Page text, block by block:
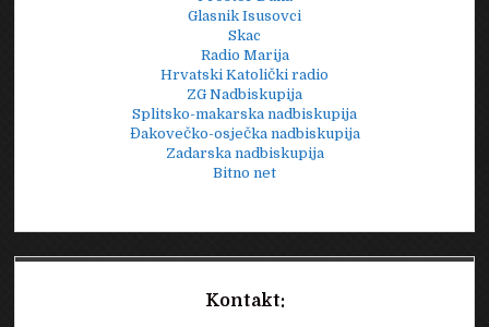
Glasnik Isusovci
Skac
Radio Marija
Hrvatski Katolički radio
ZG Nadbiskupija
Splitsko-makarska nadbiskupija
Đakovečko-osječka nadbiskupija
Zadarska nadbiskupija
Bitno net
Kontakt: